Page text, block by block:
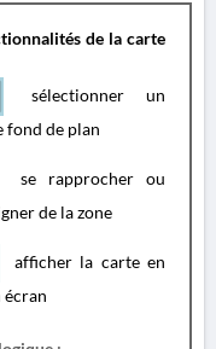
de la carte
sélectionner un
fond de plan
se rapprocher ou
de la zone
afficher la carte en
écran